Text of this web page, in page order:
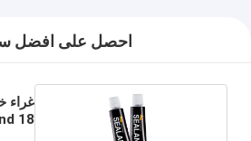
احصل على افضل
غراء